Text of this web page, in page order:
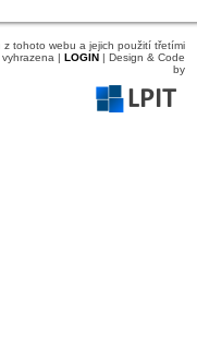
tohoto webu a jejich použití třetími
| LOGIN| Design & Code
by